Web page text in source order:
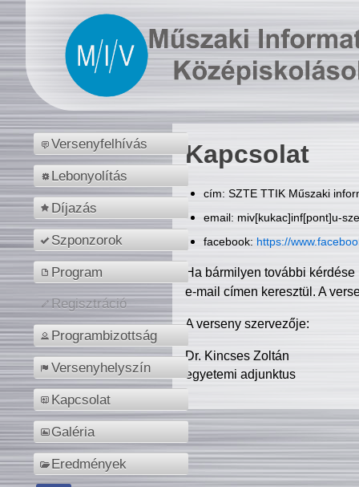
Versenyfelhívás
Lebonyolítás
Díjazás
Szponzorok
Program
Regisztráció
Programbizottság
Versenyhelyszín
Kapcsolat
Galéria
Eredmények
Kapcsolat
cím: SZTE TTIK Műszaki
email: miv[kukac]inf[pont]u-
facebook: https://
Ha bármilyen további
e-mail címen keresztül. A
A verseny szervezője:
Dr. Kincses Zoltán
egyetemi adjunktus